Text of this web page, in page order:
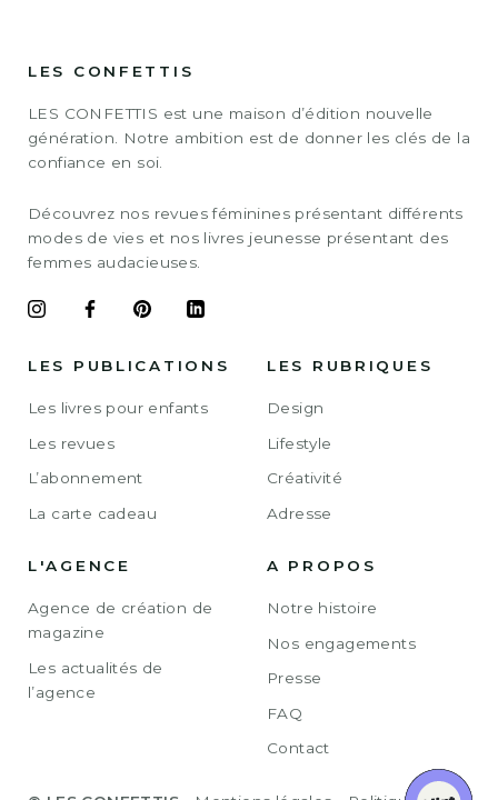
LES CONFETTIS
LES CONFETTIS est une maison d’édition nouvelle
génération. Notre ambition est de donner les clés de la
confiance en soi.
Découvrez nos revues féminines présentant différents
modes de vies et nos livres jeunesse présentant des
femmes audacieuses.
LES PUBLICATIONS
Les livres pour enfants
Les revues
L’abonnement
La carte cadeau
LES RUBRIQUES
Design
Lifestyle
Créativité
Adresse
L'AGENCE
Agence de création de
magazine
Les actualités de
l’agence
A PROPOS
Notre histoire
Nos engagements
Presse
FAQ
Contact